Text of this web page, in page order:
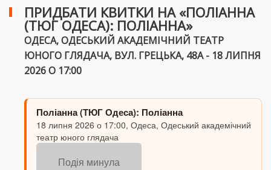
ПРИДБАТИ КВИТКИ НА «ПОЛІАННА
(ТЮГ ОДЕСА): ПОЛІАННА»
ОДЕСА, ОДЕСЬКИЙ АКАДЕМІЧНИЙ ТЕАТР
ЮНОГО ГЛЯДАЧА, ВУЛ. ГРЕЦЬКА, 48А - 18 ЛИПНЯ
2026 О 17:00
Поліанна (ТЮГ Одеса): Поліанна
18 липня 2026 о 17:00, Одеса, Одеський академічний
театр юного глядача
Подія минула